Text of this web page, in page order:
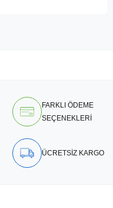
FARKLI ÖDEME
SEÇENEKLERİ
ÜCRETSİZ KARGO